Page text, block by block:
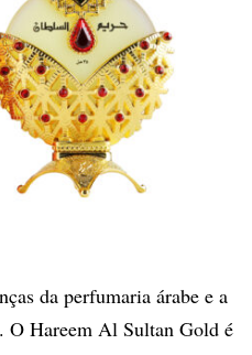
da perfumaria árabe e a
O Hareem Al Sultan Gold é